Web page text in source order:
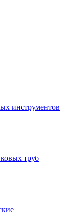
инструментов
труб